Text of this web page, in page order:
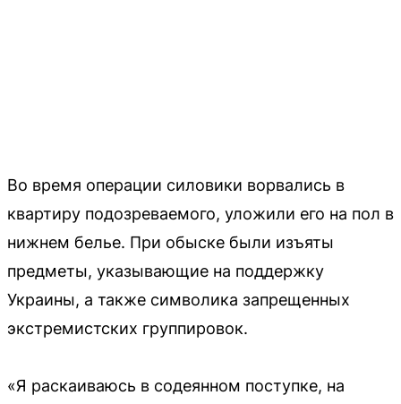
Во время операции силовики ворвались в
квартиру подозреваемого, уложили его на пол в
нижнем белье. При обыске были изъяты
предметы, указывающие на поддержку
Украины, а также символика запрещенных
экстремистских группировок.
«Я раскаиваюсь в содеянном поступке, на